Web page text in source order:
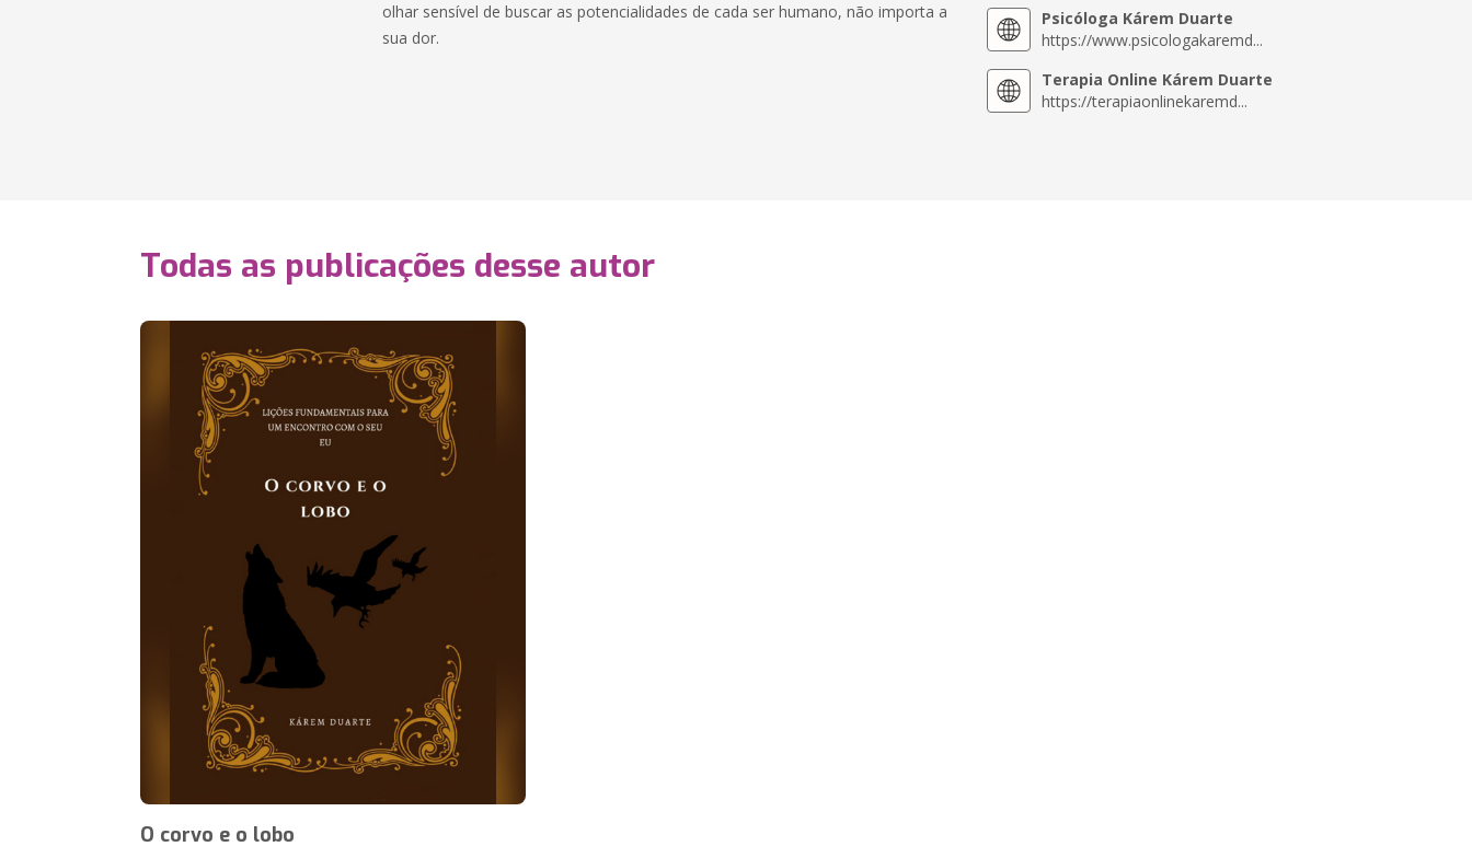
olhar sensível de buscar as potencialidades de cada ser humano, não importa a
sua dor.
Psicóloga Kárem Duarte
https://www.psicologakaremd...
Terapia Online Kárem Duarte
https://terapiaonlinekaremd...
Todas as publicações desse autor
O corvo e o lobo